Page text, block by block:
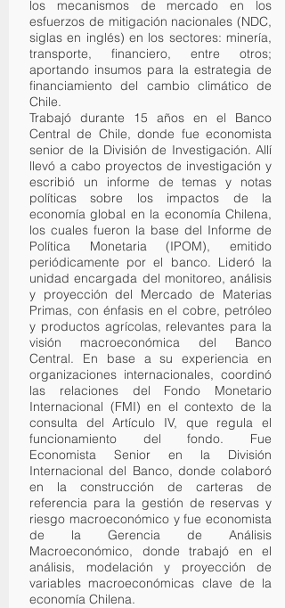
los mecanismos de mercado en los
esfuerzos de mitigación nacionales (NDC,
siglas en inglés) en los sectores: minería,
transporte, financiero, entre otros;
aportando insumos para la estrategia de
financiamiento del cambio climático de
Chile.
Trabajó durante 15 años en el Banco
Central de Chile, donde fue economista
senior de la División de Investigación. Allí
llevó a cabo proyectos de investigación y
escribió un informe de temas y notas
políticas sobre los impactos de la
economía global en la economía Chilena,
los cuales fueron la base del Informe de
Política Monetaria (IPOM), emitido
periódicamente por el banco. Lideró la
unidad encargada del monitoreo, análisis
y proyección del Mercado de Materias
Primas, con énfasis en el cobre, petróleo
y productos agrícolas, relevantes para la
visión macroeconómica del Banco
Central. En base a su experiencia en
organizaciones internacionales, coordinó
las relaciones del Fondo Monetario
Internacional (FMI) en el contexto de la
consulta del Artículo IV, que regula el
funcionamiento del fondo. Fue
Economista Senior en la División
Internacional del Banco, donde colaboró
en la construcción de carteras de
referencia para la gestión de reservas y
riesgo macroeconómico y fue economista
de la Gerencia de Análisis
Macroeconómico, donde trabajó en el
análisis, modelación y proyección de
variables macroeconómicas clave de la
economía Chilena.